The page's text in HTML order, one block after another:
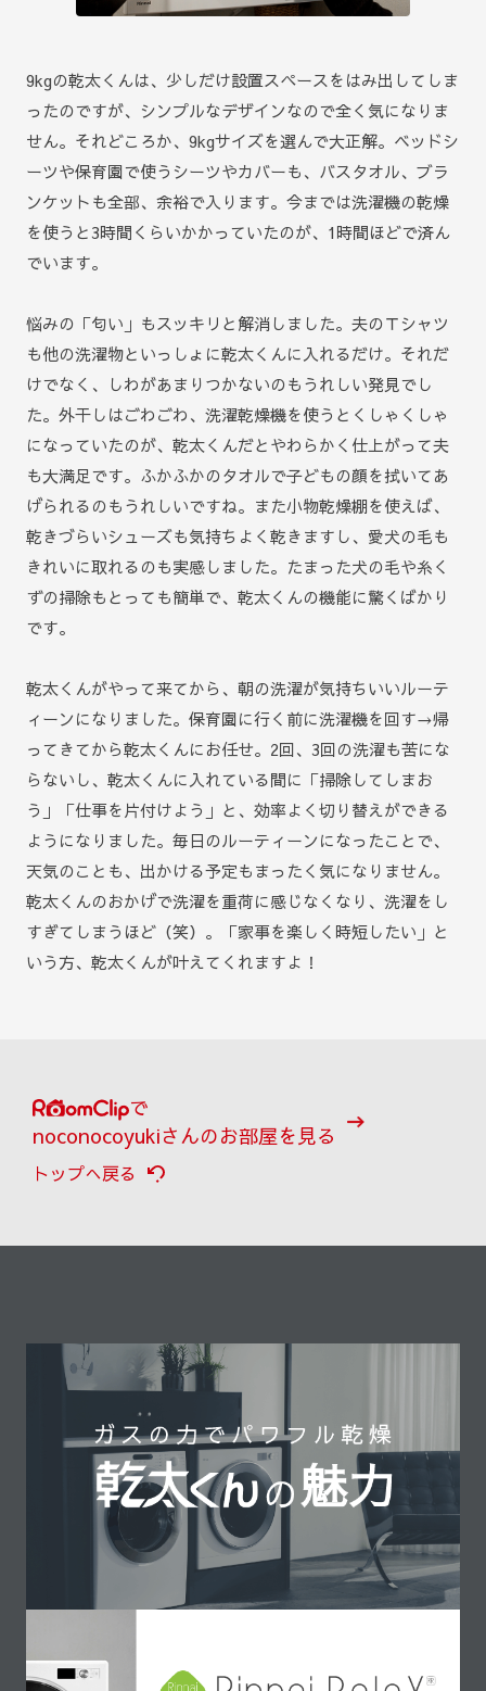
9kgの乾太くんは、少しだけ設置スペースをはみ出してしま
ったのですが、シンプルなデザインなので全く気になりま
せん。それどころか、9kgサイズを選んで大正解。ベッドシ
ーツや保育園で使うシーツやカバーも、バスタオル、ブラ
ンケットも全部、余裕で入ります。今までは洗濯機の乾燥
を使うと3時間くらいかかっていたのが、1時間ほどで済ん
でいます。
悩みの「匂い」もスッキリと解消しました。夫のＴシャツ
も他の洗濯物といっしょに乾太くんに入れるだけ。それだ
けでなく、しわがあまりつかないのもうれしい発見でし
た。外干しはごわごわ、洗濯乾燥機を使うとくしゃくしゃ
になっていたのが、乾太くんだとやわらかく仕上がって夫
も大満足です。ふかふかのタオルで子どもの顔を拭いてあ
げられるのもうれしいですね。また小物乾燥棚を使えば、
乾きづらいシューズも気持ちよく乾きますし、愛犬の毛も
きれいに取れるのも実感しました。たまった犬の毛や糸く
ずの掃除もとっても簡単で、乾太くんの機能に驚くばかり
です。
乾太くんがやって来てから、朝の洗濯が気持ちいいルーテ
ィーンになりました。保育園に行く前に洗濯機を回す→帰
ってきてから乾太くんにお任せ。2回、3回の洗濯も苦にな
らないし、乾太くんに入れている間に「掃除してしまお
う」「仕事を片付けよう」と、効率よく切り替えができる
ようになりました。毎日のルーティーンになったことで、
天気のことも、出かける予定もまったく気になりません。
乾太くんのおかげで洗濯を重荷に感じなくなり、洗濯をし
すぎてしまうほど（笑）。「家事を楽しく時短したい」と
いう方、乾太くんが叶えてくれますよ！
で
noconocoyukiさんのお部屋を見る
トップへ戻る